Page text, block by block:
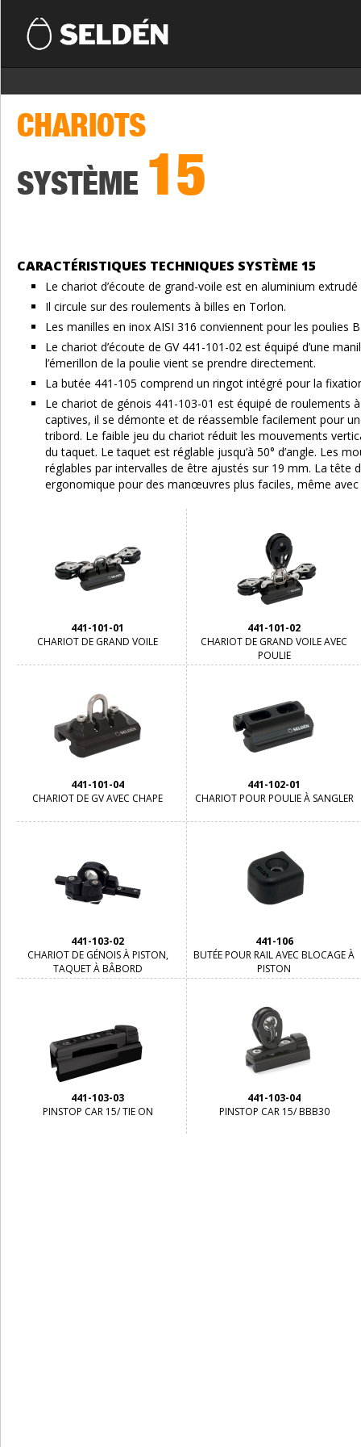
CHARIOTS
SYSTÈME 15
CARACTÉRISTIQUES TECHNIQUES SYSTÈME 15
Le chariot d’écoute de grand-voile est en aluminium
Il circule sur des roulements à billes en Torlon.
Les manilles en inox AISI 316 conviennent pour les poulies
Le chariot d’écoute de GV 441-101-02 est équipé d’une
l’émerillon de la poulie vient se prendre directement.
La butée 441-105 comprend un ringot intégré pour la
Le chariot de génois 441-103-01 est équipé de roulements
captives, il se démonte et de réassemble facilement pour
tribord. Le faible jeu du chariot réduit les mouvements
du taquet. Le taquet est réglable jusqu’à 50° d’angle. Les
réglables par intervalles de être ajustés sur 19 mm. La tête
ergonomique pour des manœuvres plus faciles, même
441-101-01
CHARIOT DE GRAND VOILE
441-101-02
CHARIOT DE GRAND VOILE AVEC
POULIE
441-101-04
CHARIOT DE GV AVEC CHAPE
441-102-01
CHARIOT POUR POULIE À SANGLER
441-103-02
CHARIOT DE GÉNOIS À PISTON,
TAQUET À BÂBORD
441-106
BUTÉE POUR RAIL AVEC BLOCAGE À
PISTON
441-103-03
PINSTOP CAR 15/ TIE ON
441-103-04
PINSTOP CAR 15/ BBB30